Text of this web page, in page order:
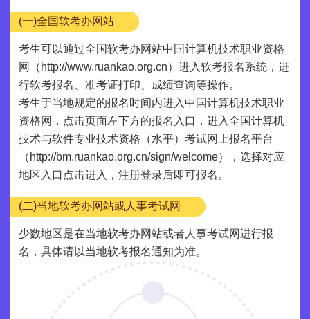
(一)全国软考办网站
考生可以通过全国软考办网站中国计算机技术职业资格
网（http://www.ruankao.org.cn）进入软考报名系统，进
行软考报名、准考证打印、成绩查询等操作。
考生于当地规定的报名时间内进入中国计算机技术职业
资格网，点击页面左下方的报名入口，进入全国计算机
技术与软件专业技术资格（水平）考试网上报名平台
（http://bm.ruankao.org.cn/sign/welcome），选择对应
地区入口点击进入，注册登录后即可报名。
(二)当地软考办网站或人事考试网
少数地区是在当地软考办网站或者人事考试网进行报
名，具体请以当地软考报名通知为准。